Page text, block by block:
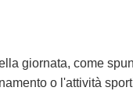
giornata, come
o l'attività